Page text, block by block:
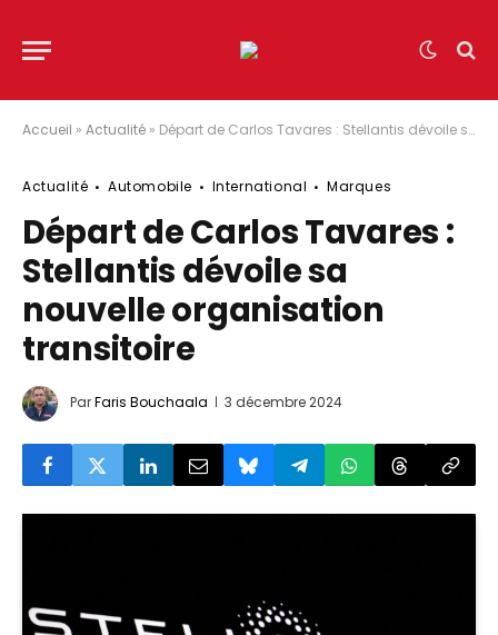
Accueil » Actualité » Départ de Carlos Tavares : Stellantis dévoile sa nouvelle organisation transitoire
Actualité Automobile International Marques
Départ de Carlos Tavares :
Stellantis dévoile sa
nouvelle organisation
transitoire
ParFaris Bouchaala 3 décembre 2024